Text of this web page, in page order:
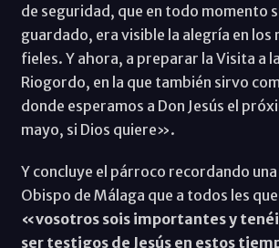
de seguridad, que en todo momento
guardado, era visible la alegría en los
fieles. Y ahora, a preparar la Visita a
Riogordo, en la que también sirvo
donde esperamos a Don Jesús el
mayo, si Dios quiere».
Y concluye el párroco recordando
Obispo de Málaga que a todos les
«vosotros sois importantes y
ser testigos de Jesús en estos